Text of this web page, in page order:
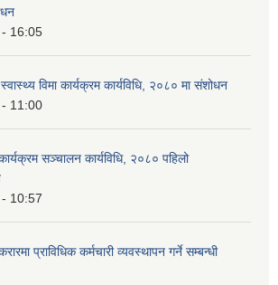
16:05
स्वास्थ्य विमा कार्यक्रम कार्यविधि, २०८० मा संशोधन
11:00
सञ्चालन कार्यविधि, २०८० पहिलो
10:57
प्राविधिक कर्मचारी व्यवस्थापन गर्ने सम्बन्धी